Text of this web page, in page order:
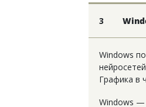
3
Windows
Графика в
Windows —